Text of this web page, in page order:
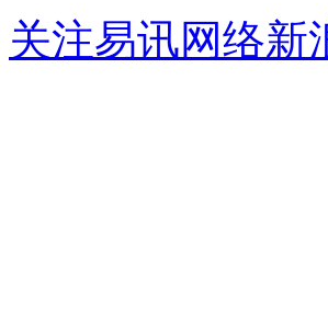
关注易讯网络新